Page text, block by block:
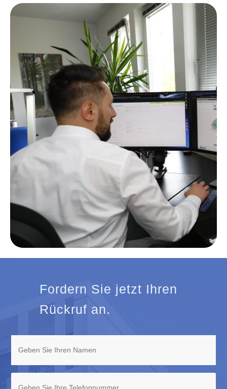
Fordern Sie jetzt Ihren
Rückruf an.